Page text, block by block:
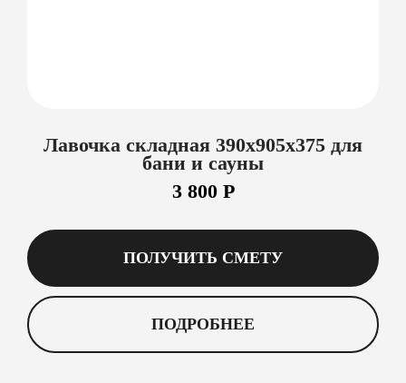
Лавочка складная 390х905х375 для
бани и сауны
3 800 Р
ПОЛУЧИТЬ СМЕТУ
ПОДРОБНЕЕ